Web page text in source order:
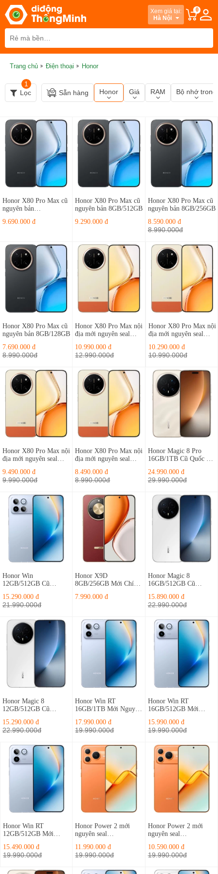
Xem giá tại:
Hà Nội
0
Trang chủ Điện thoại Honor
Lọc
1
Sẵn hàng
Honor Giá RAM Bộ nhớ trong
Honor X80 Pro Max cũ
nguyên bản
9.690.000 đ
Honor X80 Pro Max cũ
nguyên bản 8GB/512GB
9.290.000 đ
Honor X80 Pro Max cũ
nguyên bản 8GB/256GB
8.590.000 đ
8.990.000đ
Honor X80 Pro Max cũ
nguyên bản 8GB/128GB
7.690.000 đ
8.990.000đ
Honor X80 Pro Max nội
địa mới nguyên seal
10.990.000 đ
12.990.000đ
Honor X80 Pro Max nội
địa mới nguyên seal
10.290.000 đ
10.990.000đ
Honor X80 Pro Max nội
địa mới nguyên seal
9.490.000 đ
9.990.000đ
Honor X80 Pro Max nội
địa mới nguyên seal
8.490.000 đ
8.990.000đ
Honor Magic 8 Pro
16GB/1TB Cũ Quốc Tế
24.990.000 đ
29.990.000đ
Honor Win
12GB/512GB Cũ
15.290.000 đ
21.990.000đ
Honor X9D
8GB/256GB Mới Chính
7.990.000 đ
Honor Magic 8
16GB/512GB Cũ
15.890.000 đ
22.990.000đ
Honor Magic 8
12GB/512GB Cũ
15.290.000 đ
22.990.000đ
Honor Win RT
16GB/1TB Mới Nguyên
17.990.000 đ
19.990.000đ
Honor Win RT
16GB/512GB Mới
15.990.000 đ
19.990.000đ
Honor Win RT
12GB/512GB Mới
15.490.000 đ
19.990.000đ
Honor Power 2 mới
nguyên seal
11.990.000 đ
19.990.000đ
Honor Power 2 mới
nguyên seal
10.590.000 đ
19.990.000đ